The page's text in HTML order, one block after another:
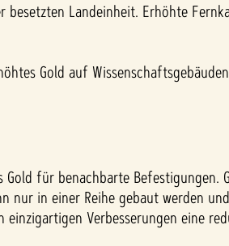
Landeinheit. Erhöhte
Gold auf
für benachbarte Befestigungen.
in einer Reihe gebaut werden
Verbesserungen eine